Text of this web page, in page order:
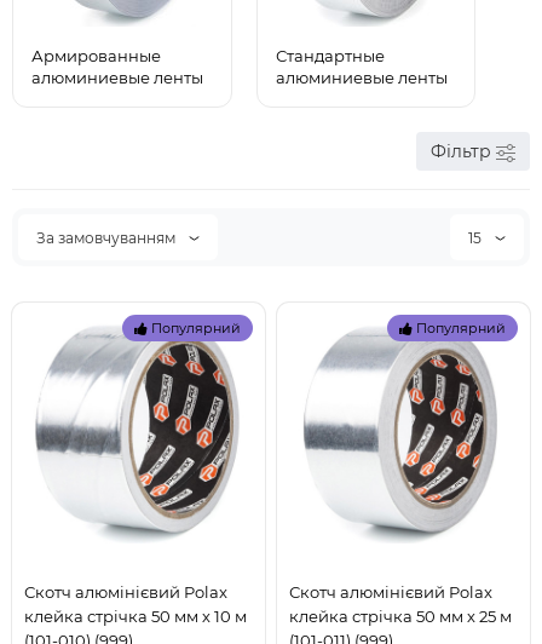
Армированные
алюминиевые ленты
Стандартные
алюминиевые ленты
Фільтр
За замовчуванням 15
Популярний
Скотч алюмінієвий Polax
клейка стрічка 50 мм х 10 м
Популярний
Скотч алюмінієвий Polax
клейка стрічка 50 мм х 25 м